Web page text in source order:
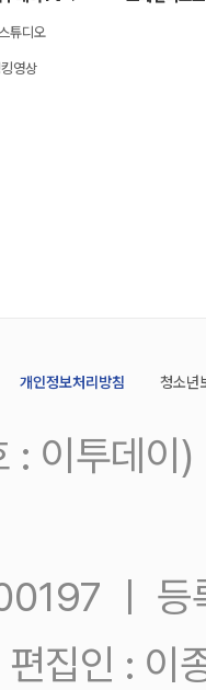
튜디오
영상
개인정보처리방침 청소년
: 이투데
ㅣ
집인 : 이